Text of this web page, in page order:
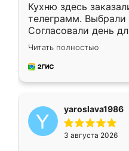
Кухню здесь
телеграмм.
Согласовали день
недели кухня была
довольны работой.
мебель за
Читать полностью
yaroslava1986
3 августа 2026